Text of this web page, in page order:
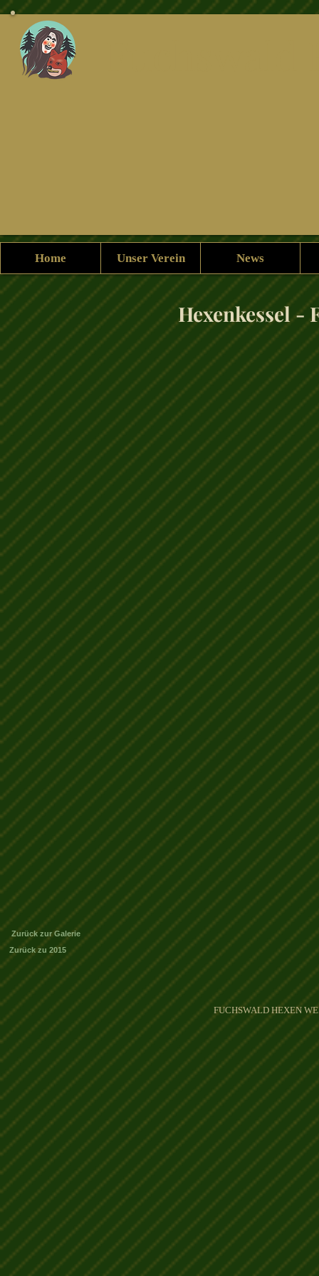
Home Unser Verein News
Hexenkessel -
Zurück zur Galerie
Zurück zu 2015
FUCHSWALD HEXEN